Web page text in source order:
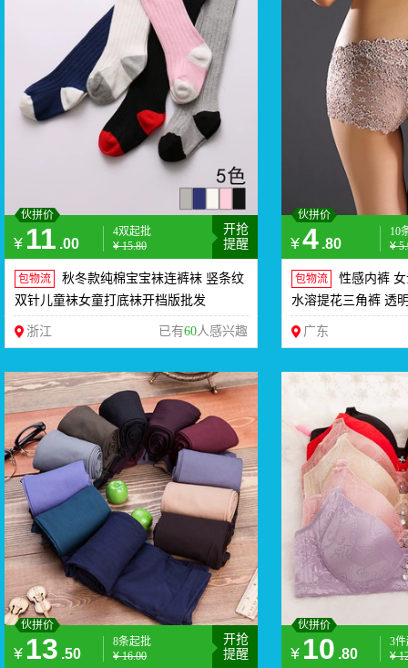
伙拼价
¥ 11 .00
4双起批
¥15.80
开抢
提醒
包物流
秋冬款纯棉宝宝袜连裤袜 竖条纹
双针儿童袜女童打底袜开档版批发
浙江 已有60人感兴趣
伙拼价
¥4 .80
10
¥
包物流
性感内裤
水溶提花三角裤 透
广东
伙拼价
¥ 13 .50
8条起批
¥16.00
开抢
提醒
伙拼价
¥ 10 .80
3
¥